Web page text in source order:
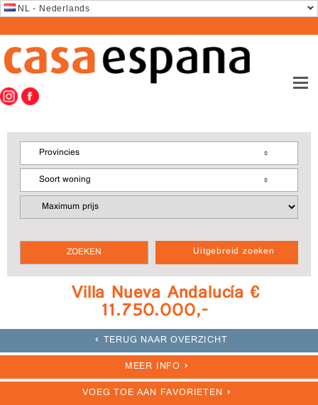
NL - Nederlands
Uitgebreid zoeken
Provincies
Soort woning
Villa Nueva Andalucía €
11.750.000,-
TERUG NAAR OVERZICHT
MEER INFO
VOEG TOE AAN FAVORIETEN